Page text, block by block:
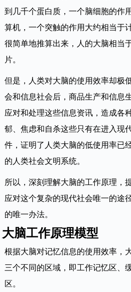
到几千个蛋白质，一个脑细胞的作
算机，一个突触的作用大约相当于
很简单地推算出来，人的大脑相当
片。
但是，人类对大脑的使用效率却极
会和信息社会后，商品生产和信息
应对和处理这些信息资讯，造成各
郁、焦虑和自杀这些只有在进入现
件，证明了人类大脑的低使用率已
的人类社会文明系统。
所以，深刻理解大脑的工作原理，
应对这个复杂的现代社会唯一的途
的唯一办法。
大脑工作原理模型
根据大脑对记忆信息的使用效率，
三个不同的区域，即工作记忆区、
区。